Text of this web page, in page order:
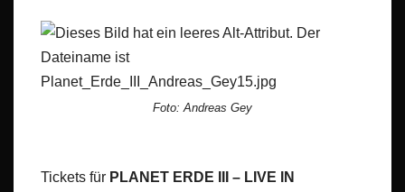
Foto: Andreas Gey
Tickets für PLANET ERDE III – LIVE IN